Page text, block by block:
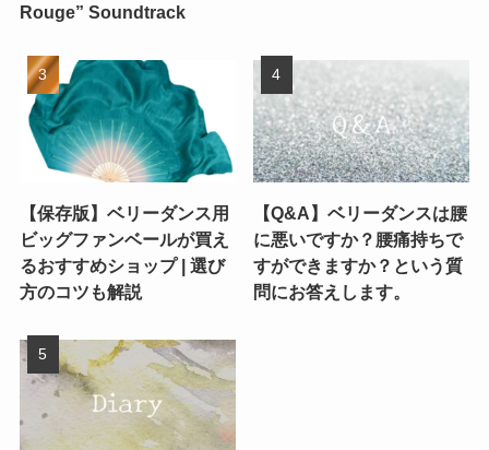
Rouge” Soundtrack
【保存版】ベリーダンス用
ビッグファンベールが買え
るおすすめショップ | 選び
方のコツも解説
【Q&A】ベリーダンスは腰
に悪いですか？腰痛持ちで
すができますか？という質
問にお答えします。